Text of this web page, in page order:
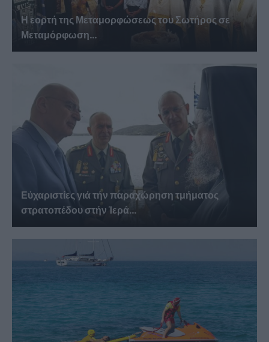
Η εορτή της Μεταμορφώσεως του Σωτήρος σε
Μεταμόρφωση...
Εὐχαριστίες γιά τήν παραχώρηση τμήματος
στρατοπέδου στήν Ἱερά...